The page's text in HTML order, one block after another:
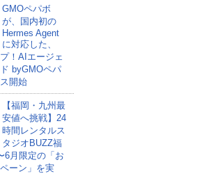
GMOペパボ
が、国内初の
Hermes Agent
に対応した、
！AIエージェ
byGMOペパ
開始
【福岡・九州最
安値へ挑戦】24
時間レンタルス
タジオBUZZ福
6月限定の「お
ーン」を実